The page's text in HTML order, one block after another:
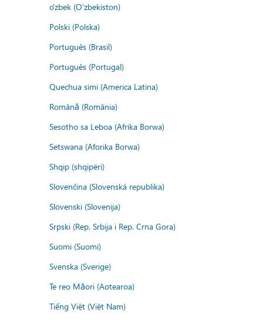
o'zbek (O'zbekiston)
Polski (Polska)
Português (Brasil)
Português (Portugal)
Quechua simi (America Latina)
Română (România)
Sesotho sa Leboa (Afrika Borwa)
Setswana (Aforika Borwa)
Shqip (shqipëri)
Slovenčina (Slovenská republika)
Slovenski (Slovenija)
Srpski (Rep. Srbija i Rep. Crna Gora)
Suomi (Suomi)
Svenska (Sverige)
Te reo Māori (Aotearoa)
Tiếng Việt (Việt Nam)